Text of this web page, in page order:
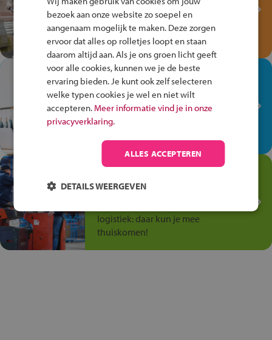
Verkeersspel!
Speel het Fiets Veilig Verkeersspel
en win een Cortina-fiets!
In de winkel ben je op je
plek!
Ontdek via het vmbo jouw talent
op de winkelvloer, waar elke dag
Jouw talent in de
Transport en Logistiek
logistiek: daar kun je mee
thuiskomen!
bezoek aan onze website zo soepel en
aangenaam mogelijk te maken. Deze zorgen
ervoor dat alles op rolletjes loopt en staan
daarom altijd aan. Als je ons groen licht geeft
voor alle cookies, kunnen we je de beste
ervaring bieden. Je kunt ook zelf selecteren
welke typen cookies je wel en niet wilt
accepteren. Meer informatie vind je in onze
privacyverklaring.
ALLES ACCEPTEREN
DETAILS WEERGEVEN